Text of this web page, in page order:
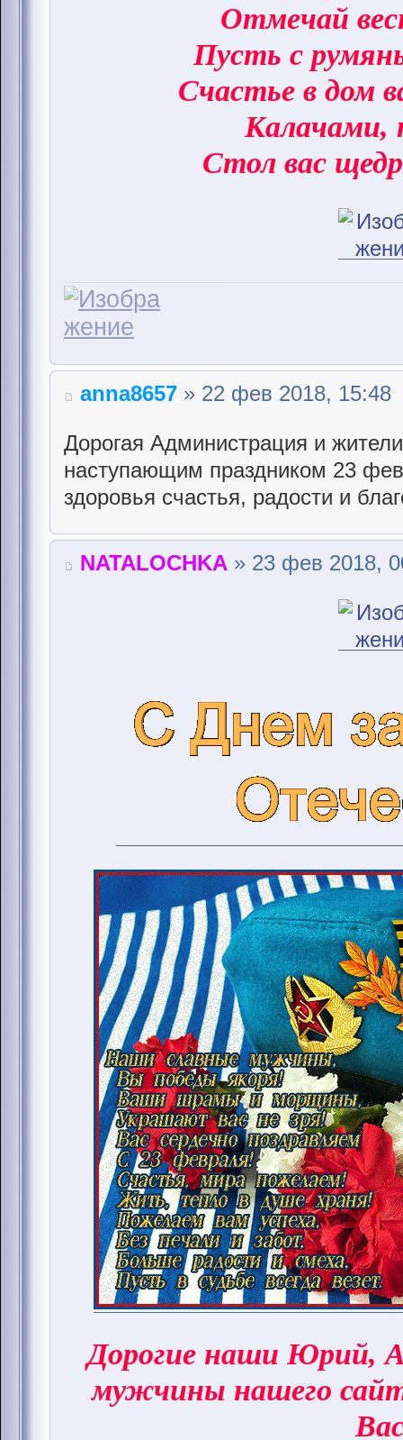
Отмечай
Пусть с
Счастье в дом
Калачами,
Стол вас
anna8657 » 22 фев 2018, 15:48
Дорогая Администрация и
наступающим праздником 23
здоровья счастья, радости и
NATALOCHKA » 23 фев 2018,
Дорогие наши Юрий,
мужчины нашего